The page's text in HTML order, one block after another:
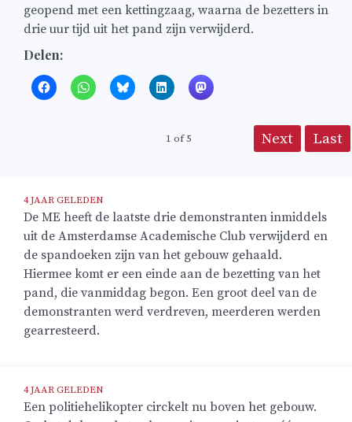
geopend met een kettingzaag, waarna de bezetters in
drie uur tijd uit het pand zijn verwijderd.
Delen:
1 of5 Next Last
4 JAAR GELEDEN
De ME heeft de laatste drie demonstranten inmiddels
uit de Amsterdamse Academische Club verwijderd en
de spandoeken zijn van het gebouw gehaald.
Hiermee komt er een einde aan de bezetting van het
pand, die vanmiddag begon. Een groot deel van de
demonstranten werd verdreven, meerderen werden
gearresteerd.
4 JAAR GELEDEN
Een politiehelikopter circkelt nu boven het gebouw.